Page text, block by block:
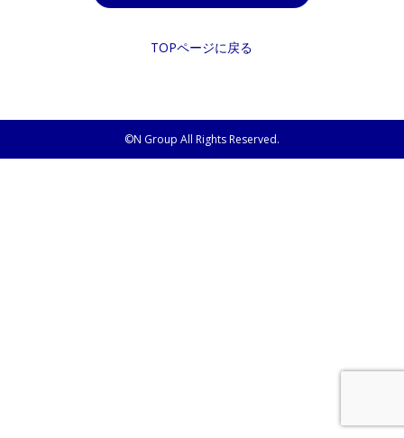
TOPページに戻る
©N Group All Rights Reserved.